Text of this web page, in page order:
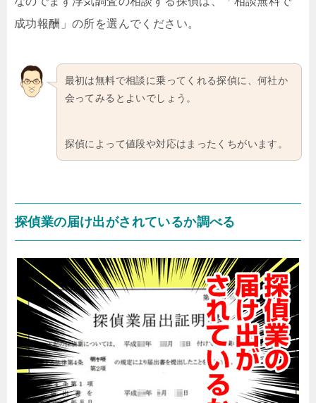
成功報酬」の所を選んでください。
最初は無料で相談に乗ってくれる探偵に、何社か
会ってみるとよいでしょう。
探偵によって値段や対応はまったくちがいます。
探偵業の届け出がされているか調べる